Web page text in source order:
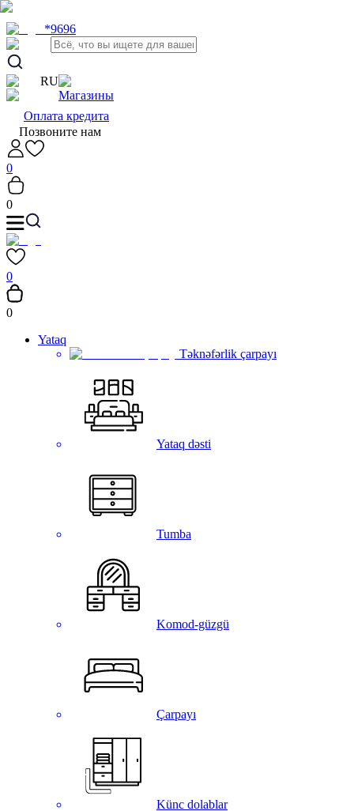
*9696
RU
Магазины
Оплата кредита
Позвоните нам
0
0
0
0
Yataq
Təknəfərlik çarpayı
Yataq dəsti
Tumba
Komod-güzgü
Çarpayı
Künc dolablar